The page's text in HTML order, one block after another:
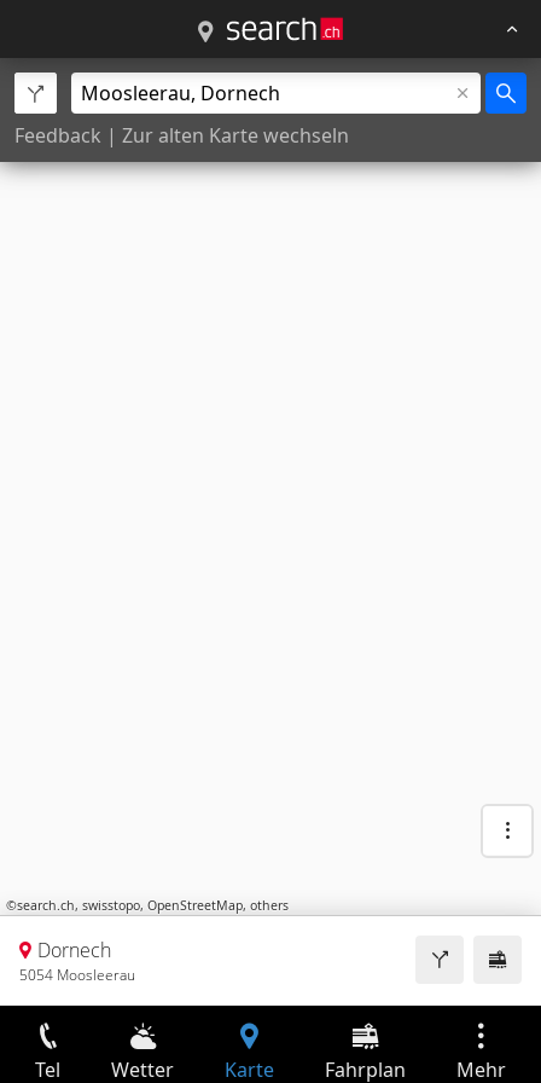
Feedback | Zur alten Karte wechseln
©search.ch, swisstopo, OpenStreetMap, others
Dornech
5054 Moosleerau
Tel Wetter Karte Fahrplan Mehr